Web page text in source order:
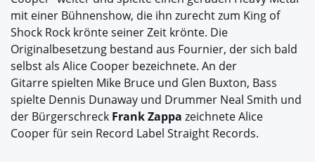
mit einer Bühnenshow, die ihn zurecht zum King of
Shock Rock krönte seiner Zeit krönte. Die
Originalbesetzung bestand aus Fournier, der sich bald
selbst als Alice Cooper bezeichnete. An der
Gitarre spielten Mike Bruce und Glen Buxton, Bass
spielte Dennis Dunaway und Drummer Neal Smith und
der Bürgerschreck Frank Zappa zeichnete Alice
Cooper für sein Record Label Straight Records.